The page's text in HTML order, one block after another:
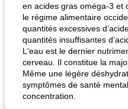
en acides gras oméga-3 et
le régime alimentaire
quantités excessives
quantités insuffisantes
L'eau est le dernier
cerveau. Il constitue la
Même une légère
symptômes de santé
concentration.